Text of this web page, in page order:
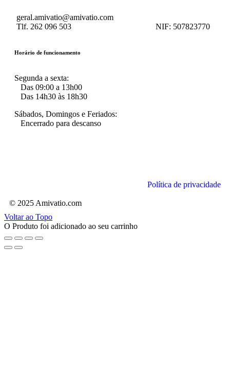
geral.amivatio@amivatio.com
Tlf. 262 096 503 NIF: 507823770
Horário de funcionamento
Segunda a sexta:
Das 09:00 a 13h00
Das 14h30 às 18h30
Sábados, Domingos e Feriados:
Encerrado para descanso
Política de privacidade
© 2025 Amivatio.com
Voltar ao Topo
O Produto foi adicionado ao seu carrinho